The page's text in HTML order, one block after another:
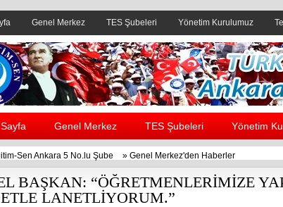
Genel Merkez TES Şubeleri Yönetim Kurulumuz
Header yanı reklam alanı
Genel Merkez TES Şubeleri Yönetim
Sen Ankara 5 No.lu Şube » Genel Merkez'den Haberler
BAŞKAN: “ÖĞRETMENLERİMİZE
LANETLİYORUM.”